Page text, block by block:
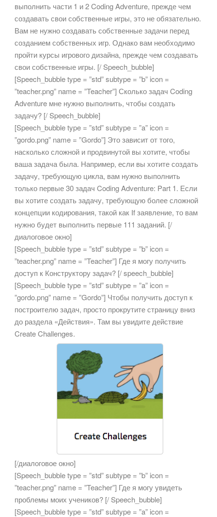
выполнить части 1 и 2 Coding Adventure, прежде чем
создавать свои собственные игры, это не обязательно.
Вам не нужно создавать собственные задачи перед
созданием собственных игр. Однако вам необходимо
пройти курсы игрового дизайна, прежде чем создавать
свои собственные игры. [/ Speech_bubble]
[Speech_bubble type = ”std” subtype = ”b” icon =
”teacher.png” name = ”Teacher”] Сколько задач Coding
Adventure мне нужно выполнить, чтобы создать
задачу? [/ Speech_bubble]
[Speech_bubble type = ”std” subtype = ”a” icon =
”gordo.png” name = ”Gordo”] Это зависит от того,
насколько сложной и продвинутой вы хотите, чтобы
ваша задача была. Например, если вы хотите создать
задачу, требующую цикла, вам нужно выполнить
только первые 30 задач Coding Adventure: Part 1. Если
вы хотите создать задачу, требующую более сложной
концепции кодирования, такой как If заявление, то вам
нужно будет выполнить первые 111 заданий. [/
диалоговое окно]
[Speech_bubble type = ”std” subtype = ”b” icon =
”teacher.png” name = ”Teacher”] Где я могу получить
доступ к Конструктору задач? [/ speech_bubble]
[Speech_bubble type = ”std” subtype = ”a” icon =
”gordo.png” name = ”Gordo”] Чтобы получить доступ к
построителю задач, просто прокрутите страницу вниз
до раздела «Действия». Там вы увидите действие
Create Challenges.
[/диалоговое окно]
[Speech_bubble type = ”std” subtype = ”b” icon =
”teacher.png” name = ”Teacher”] Где я могу увидеть
проблемы моих учеников? [/ Speech_bubble]
[Speech_bubble type = ”std” subtype = ”a” icon =